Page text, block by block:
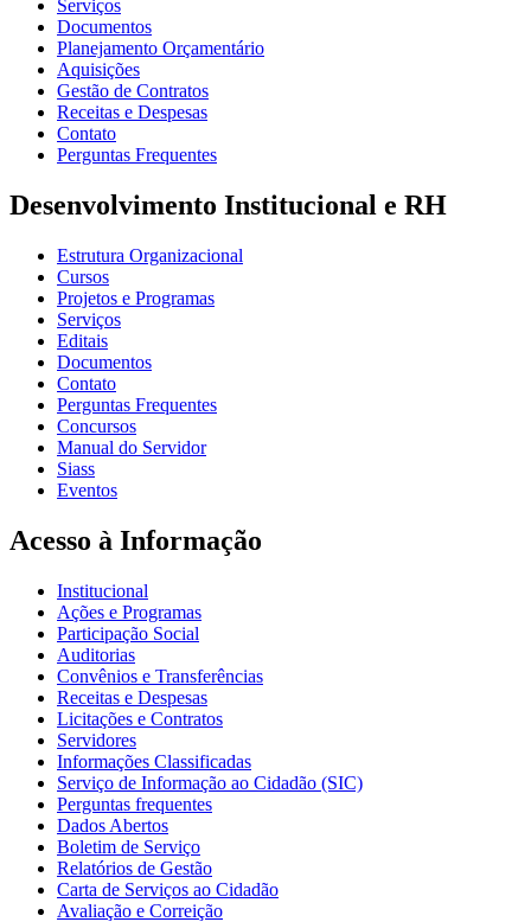
Serviços
Documentos
Planejamento Orçamentário
Aquisições
Gestão de Contratos
Receitas e Despesas
Contato
Perguntas Frequentes
Desenvolvimento Institucional e RH
Estrutura Organizacional
Cursos
Projetos e Programas
Serviços
Editais
Documentos
Contato
Perguntas Frequentes
Concursos
Manual do Servidor
Siass
Eventos
Acesso à Informação
Institucional
Ações e Programas
Participação Social
Auditorias
Convênios e Transferências
Receitas e Despesas
Licitações e Contratos
Servidores
Informações Classificadas
Serviço de Informação ao Cidadão (SIC)
Perguntas frequentes
Dados Abertos
Boletim de Serviço
Relatórios de Gestão
Carta de Serviços ao Cidadão
Avaliação e Correição